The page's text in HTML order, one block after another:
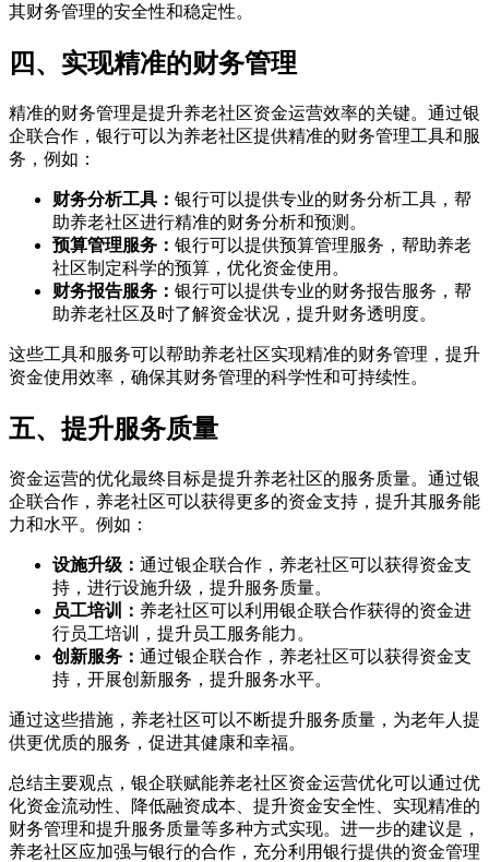
其财务管理的安全性和稳定性。
四、实现精准的财务管理
精准的财务管理是提升养老社区资金运营效率的关键。通过银
企联合作，银行可以为养老社区提供精准的财务管理工具和服
务，例如：
财务分析工具： 银行可以提供专业的财务分析工具，帮
助养老社区进行精准的财务分析和预测。
预算管理服务： 银行可以提供预算管理服务，帮助养老
社区制定科学的预算，优化资金使用。
财务报告服务： 银行可以提供专业的财务报告服务，帮
助养老社区及时了解资金状况，提升财务透明度。
这些工具和服务可以帮助养老社区实现精准的财务管理，提升
资金使用效率，确保其财务管理的科学性和可持续性。
五、提升服务质量
资金运营的优化最终目标是提升养老社区的服务质量。通过银
企联合作，养老社区可以获得更多的资金支持，提升其服务能
力和水平。例如：
设施升级： 通过银企联合作，养老社区可以获得资金支
持，进行设施升级，提升服务质量。
员工培训： 养老社区可以利用银企联合作获得的资金进
行员工培训，提升员工服务能力。
创新服务： 通过银企联合作，养老社区可以获得资金支
持，开展创新服务，提升服务水平。
通过这些措施，养老社区可以不断提升服务质量，为老年人提
供更优质的服务，促进其健康和幸福。
总结主要观点，银企联赋能养老社区资金运营优化可以通过优
化资金流动性、降低融资成本、提升资金安全性、实现精准的
财务管理和提升服务质量等多种方式实现。进一步的建议是，
养老社区应加强与银行的合作，充分利用银行提供的资金管理